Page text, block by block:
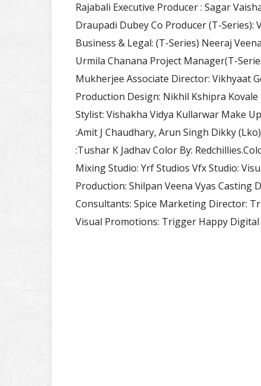
Rajabali Executive Producer : Sagar
Draupadi Dubey Co Producer (T-
Business & Legal: (T-Series) Neeraj
Urmila Chanana Project Manager(T-
Mukherjee Associate Director: Vikhyaat
Production Design: Nikhil Kshipra
Stylist: Vishakha Vidya Kullarwar Make
:Amit J Chaudhary, Arun Singh Dikky
:Tushar K Jadhav Color By:
Mixing Studio: Yrf Studios Vfx Studio:
Production: Shilpan Veena Vyas
Consultants: Spice Marketing Director:
Visual Promotions: Trigger Happy